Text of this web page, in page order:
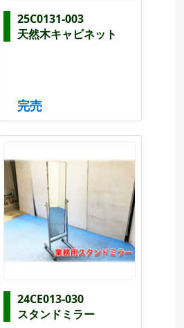
25C0131-003
天然木キャビネット
完売
24CE013-030
スタンドミラー